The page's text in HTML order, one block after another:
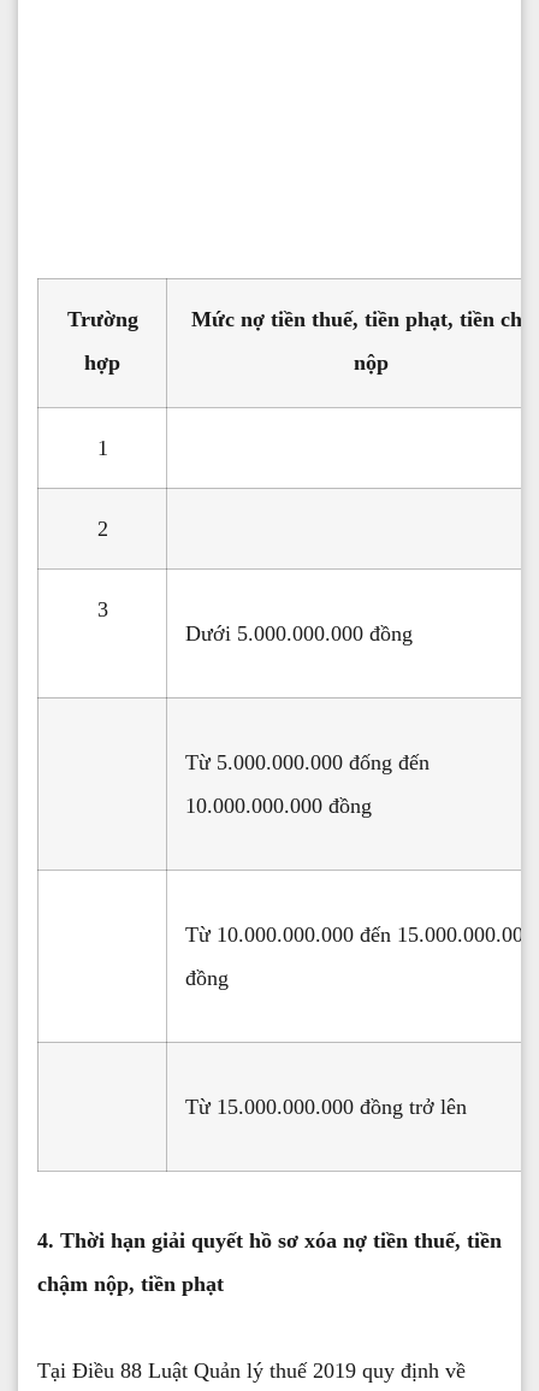
Trường
hợp
Mức nợ tiền thuế, tiền phạt, tiền
nộp
1
2
3
Dưới 5.000.000.000 đồng
Từ 5.000.000.000 đống đến
10.000.000.000 đồng
Từ 10.000.000.000 đến 15.000.000.000
đồng
Từ 15.000.000.000 đồng trở lên
4. Thời hạn giải quyết hồ sơ xóa nợ tiền thuế, tiền
chậm nộp, tiền phạt
Tại Điều 88 Luật Quản lý thuế 2019 quy định về